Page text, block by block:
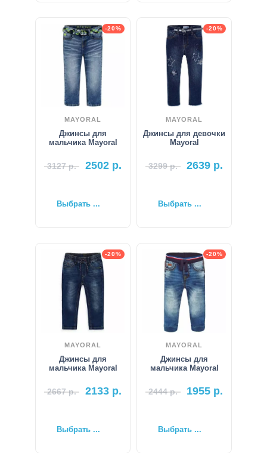
-20%
MAYORAL
Джинсы для
мальчика Mayoral
3127р. 2502 р.
Выбрать ...
-20%
MAYORAL
Джинсы для девочки
Mayoral
3299р. 2639 р.
Выбрать ...
-20%
MAYORAL
Джинсы для
мальчика Mayoral
2667р. 2133 р.
Выбрать ...
-20%
MAYORAL
Джинсы для
мальчика Mayoral
2444р. 1955 р.
Выбрать ...